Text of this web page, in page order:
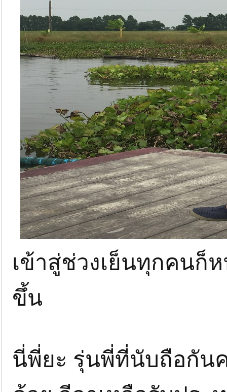
เข้าสู่ช่วงเย็นทุกคนก็
ขึ้น
นี่พี่ยะ รุ่นพี่ที่นับถือกัน